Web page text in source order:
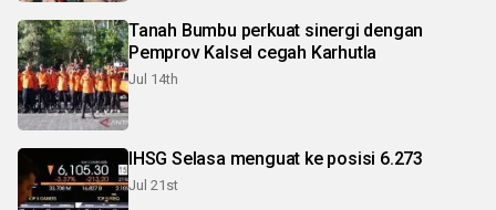
Tanah Bumbu perkuat sinergi dengan
Pemprov Kalsel cegah Karhutla
Jul 14th
IHSG Selasa menguat ke posisi 6.273
Jul 21st